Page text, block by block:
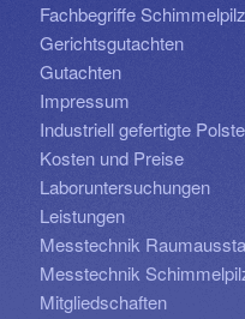
Fachbegriffe Schimmelpilz
Gerichtsgutachten
Gutachten
Impressum
Industriell gefertigte
Kosten und Preise
Laboruntersuchungen
Leistungen
Messtechnik
Messtechnik
Mitgliedschaften